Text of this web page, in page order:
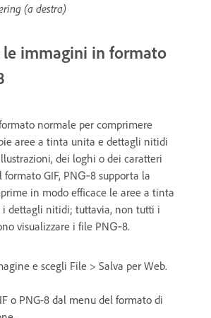
(a destra)
immagini in formato
normale per comprimere
aree a tinta unita e dettagli nitidi
dei loghi o dei caratteri
GIF, PNG‑8 supporta la
in modo efficace le aree a tinta
i dettagli nitidi; tuttavia, non tutti i
visualizzare i file PNG‑8.
e scegli File > Salva per Web.
o PNG-8 dal menu del formato di